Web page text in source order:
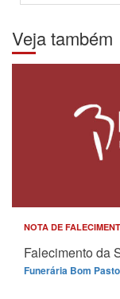
Veja também
NOTA DE
Falecimento da
Funerária Bom